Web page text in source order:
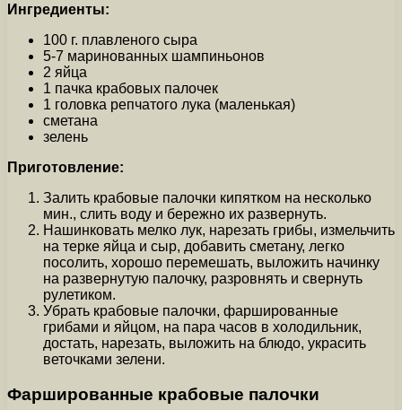
Ингредиенты:
100 г. плавленого сыра
5-7 маринованных шампиньонов
2 яйца
1 пачка крабовых палочек
1 головка репчатого лука (маленькая)
сметана
зелень
Приготовление:
Залить крабовые палочки кипятком на несколько
мин., слить воду и бережно их развернуть.
Нашинковать мелко лук, нарезать грибы, измельчить
на терке яйца и сыр, добавить сметану, легко
посолить, хорошо перемешать, выложить начинку
на развернутую палочку, разровнять и свернуть
рулетиком.
Убрать крабовые палочки, фаршированные
грибами и яйцом, на пара часов в холодильник,
достать, нарезать, выложить на блюдо, украсить
веточками зелени.
Фаршированные крабовые палочки